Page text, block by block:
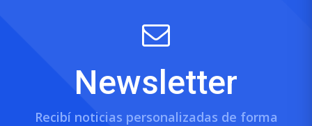
Newsletter
Recibí noticias personalizadas de forma